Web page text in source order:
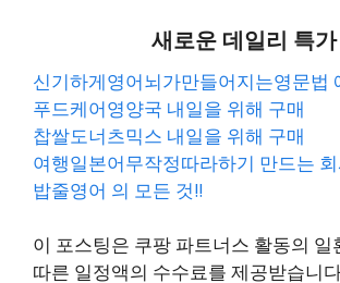
새로운 데일리 특가
신기하게영어뇌가만들어지는영문법
푸드케어영양국 내일을 위해 구매
찹쌀도너츠믹스 내일을 위해 구매
여행일본어무작정따라하기 만드는
밥줄영어 의 모든 것!!
이 포스팅은 쿠팡 파트너스 활동의 일
따른 일정액의 수수료를 제공받습니